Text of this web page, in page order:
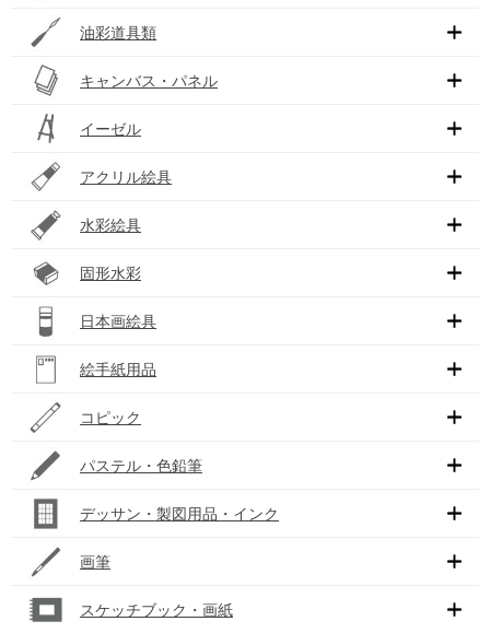
油彩道具類
キャンバス・パネル
イーゼル
アクリル絵具
水彩絵具
固形水彩
日本画絵具
絵手紙用品
コピック
パステル・色鉛筆
デッサン・製図用品・インク
画筆
スケッチブック・画紙